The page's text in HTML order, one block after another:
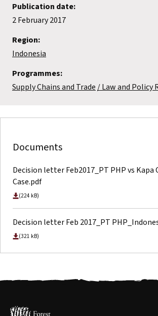
Publication date:
2 February 2017
Region:
Indonesia
Programmes:
Supply Chains and Trade
Law and Policy
Documents
Decision letter Feb2017_PT PHP vs
Case.pdf
(224 kB)
Decision letter Feb 2017_PT
(321 kB)